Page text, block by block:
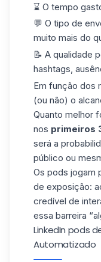
⌛️ O tempo
💬 O tipo de
muito mais do
📝 A qualidade
hashtags,
Em função dos
(ou não) o
Quanto melhor
nos primeiros
será a
público ou
Os pods jogam
de exposição:
credível de
essa barreira
LinkedIn pods
Automatizado